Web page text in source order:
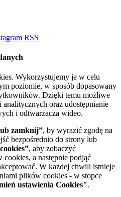
RSS
Wykorzystujemy je w celu
poziomie, w sposób dopasowany
Dzięki temu możliwe
analitycznych oraz udostępnianie
i odtwarzacza wideo.
zamknij”, by wyrazić zgodę na
bezpośrednio do strony lub
, aby zobaczyć
a następnie podjąć
W każdej chwili istnieje
plików cookies - w stopce
ustawienia Cookies".